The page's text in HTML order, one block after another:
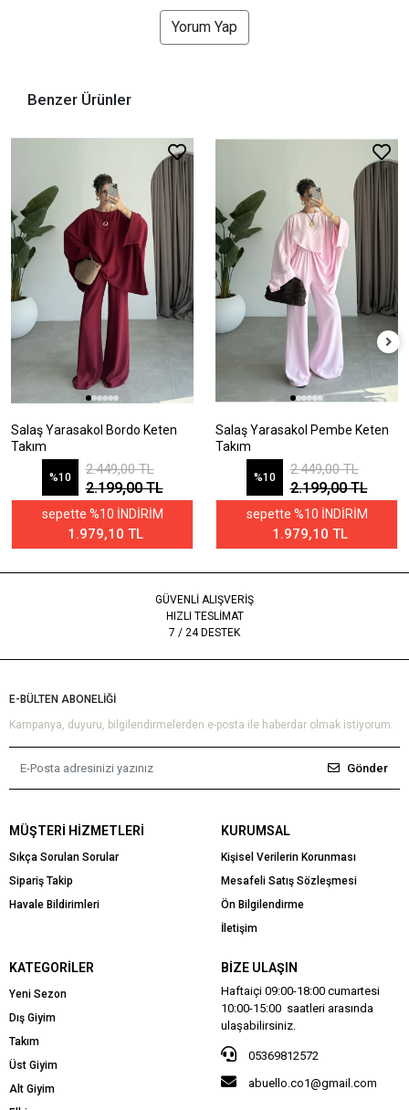
Yorum Yap
Benzer Ürünler
Salaş Yarasakol Bordo Keten
Takım
%10
2.449,00 TL
2.199,00 TL
sepette %10 İNDİRİM
1.979,10 TL
Salaş Yarasakol Pembe Keten
Takım
%10
2.449,00 TL
2.199,00 TL
sepette %10 İNDİRİM
1.979,10 TL
GÜVENLİ ALIŞVERİŞ
HIZLI TESLİMAT
7 / 24 DESTEK
E-BÜLTEN ABONELİĞİ
Kampanya, duyuru, bilgilendirmelerden e-posta ile haberdar olmak istiyorum.
Gönder
MÜŞTERI HIZMETLERI
Sıkça Sorulan Sorular
Sipariş Takip
Havale Bildirimleri
KURUMSAL
Kişisel Verilerin Korunması
Mesafeli Satış Sözleşmesi
Ön Bilgilendirme
İletişim
KATEGORILER
Yeni Sezon
Dış Giyim
Takım
Üst Giyim
Alt Giyim
BIZE ULAŞIN
Haftaiçi 09:00-18:00 cumartesi
10:00-15:00 saatleri arasında
ulaşabilirsiniz.
05369812572
abuello.co1@gmail.com